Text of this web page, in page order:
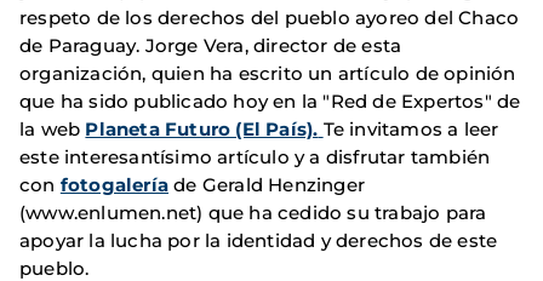
respeto de los derechos del pueblo ayoreo del Chaco
de Paraguay. Jorge Vera, director de esta
organización, quien ha escrito un artículo de opinión
que ha sido publicado hoy en la "Red de Expertos" de
la web Planeta Futuro (El País). Te invitamos a leer
este interesantísimo artículo y a disfrutar también
con fotogalería de Gerald Henzinger
(www.enlumen.net) que ha cedido su trabajo para
apoyar la lucha por la identidad y derechos de este
pueblo.